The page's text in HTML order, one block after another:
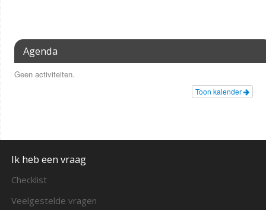
Agenda
Geen activiteiten.
Toon kalender
Ik heb een vraag
Checklist
Veelgestelde vragen